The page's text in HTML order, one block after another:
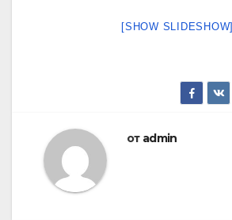
[SHOW SLIDESHOW]
от admin